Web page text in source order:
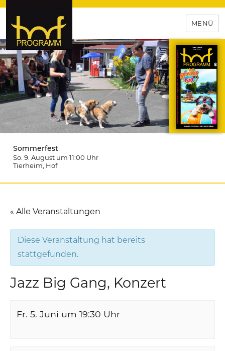
hof-programm – das
Veranstaltungsportal für
Hochfranken
MENÜ
Sommerfest
So. 9. August um 11:00 Uhr
Tierheim , Hof
« Alle Veranstaltungen
Diese Veranstaltung hat bereits
stattgefunden.
Jazz Big Gang, Konzert
Fr. 5. Juni um 19:30 Uhr